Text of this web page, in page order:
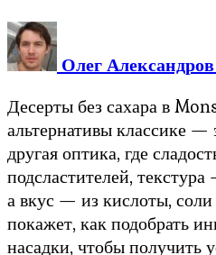
Олег Александров
Десерты без сахара в
альтернативы классике
другая оптика, где
подсластителей,
а вкус — из кислоты, соли
покажет, как подобрать
насадки, чтобы получить